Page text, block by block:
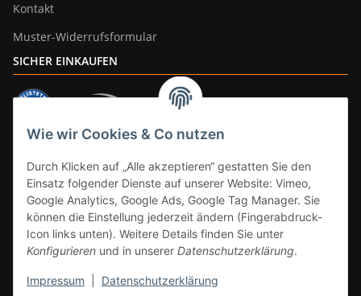
Wie wir Cookies & Co nutzen
Durch Klicken auf „Alle akzeptieren“ gestatten Sie den
Einsatz folgender Dienste auf unserer Website: Vimeo,
Google Analytics, Google Ads, Google Tag Manager. Sie
können die Einstellung jederzeit ändern (Fingerabdruck-
Icon links unten). Weitere Details finden Sie unter
Konfigurieren und in unserer Datenschutzerklärung.
Impressum Datenschutzerklärung
Kontakt
Muster-Widerrufsformular
SICHER EINKAUFEN